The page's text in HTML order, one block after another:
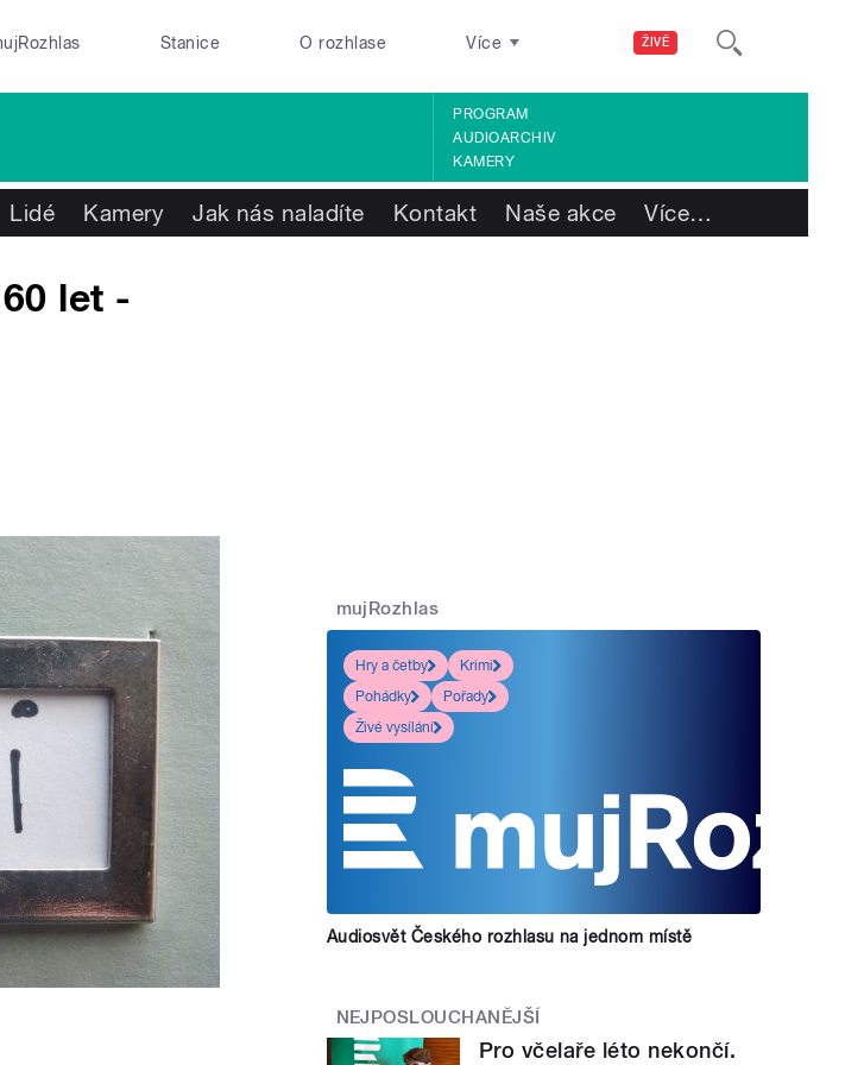
ŽIVĚ
Stanice O rozhlase Více
PROGRAM
AUDIOARCHIV
KAMERY
Lidé Kamery Jak nás naladíte Kontakt Naše akce Více…
let -
mujRozhlas
Hry a četby
Krimi
Pohádky
Pořady
Živé vysílání
Audiosvět Českého rozhlasu na jednom místě
NEJPOSLOUCHANĚJŠÍ
Pro včelaře léto nekončí.